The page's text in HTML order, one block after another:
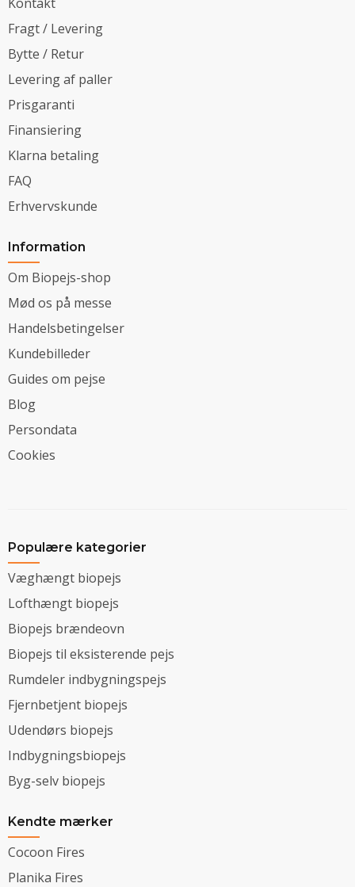
Fragt / Levering
Bytte / Retur
Levering af paller
Prisgaranti
Finansiering
Klarna betaling
FAQ
Erhvervskunde
Information
Om Biopejs-shop
Mød os på messe
Handelsbetingelser
Kundebilleder
Guides om pejse
Blog
Persondata
Cookies
Populære kategorier
Væghængt biopejs
Lofthængt biopejs
Biopejs brændeovn
Biopejs til eksisterende pejs
Rumdeler indbygningspejs
Fjernbetjent biopejs
Udendørs biopejs
Indbygningsbiopejs
Byg-selv biopejs
Kendte mærker
Cocoon Fires
Planika Fires